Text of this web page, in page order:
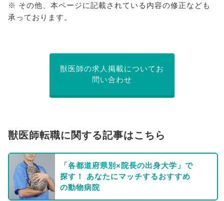
※ その他、本ページに記載されている内容の修正なども
承っております。
獣医師の求人掲載についてお
問い合わせ
獣医師転職に関する記事はこちら
「各都道府県別×院長の出身大学」で
探す！ あなたにマッチするおすすめ
の動物病院